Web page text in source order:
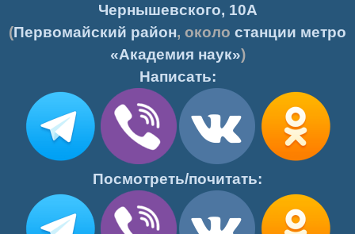
Чернышевского, 10А
(Первомайский район, около станции метро
«Академия наук»)
Написать:
Посмотреть/почитать: